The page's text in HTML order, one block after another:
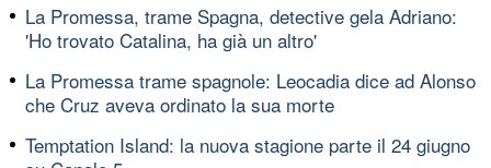
La Promessa, trame Spagna, detective gela Adriano:
'Ho trovato Catalina, ha già un altro'
La Promessa trame spagnole: Leocadia dice ad Alonso
che Cruz aveva ordinato la sua morte
Temptation Island: la nuova stagione parte il 24 giugno